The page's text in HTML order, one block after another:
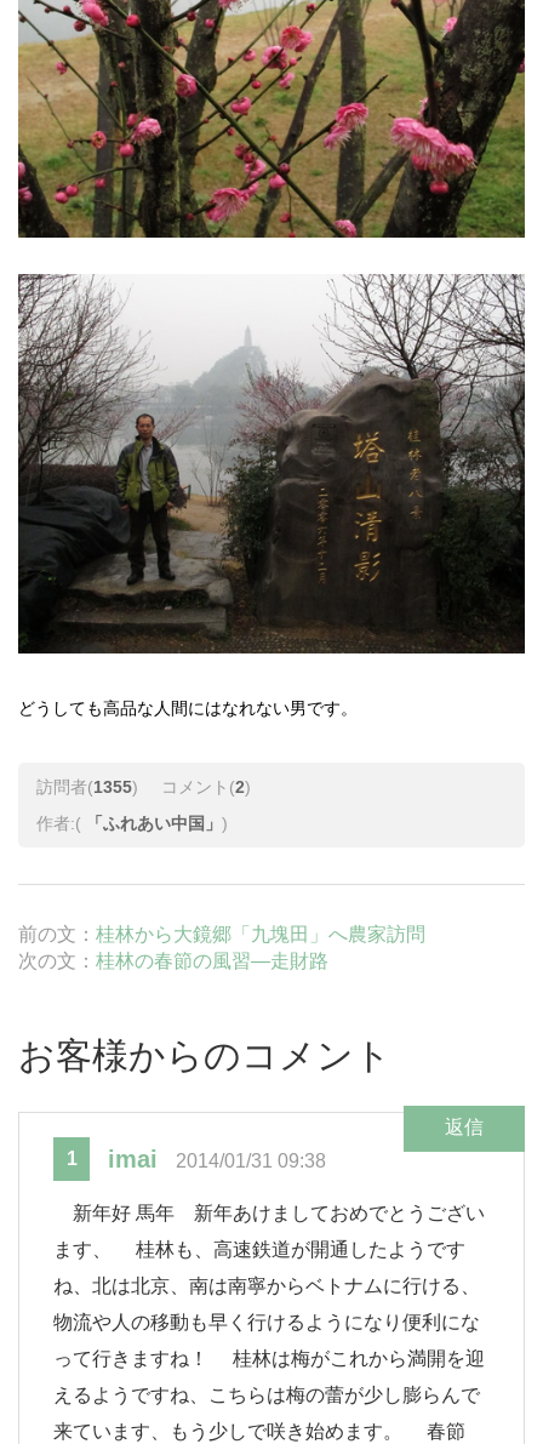
どうしても高品な人間にはなれない男です。
訪問者(1355) コメント(2)
作者:( 「ふれあい中国」 )
前の文： 桂林から大鏡郷「九塊田」へ農家訪問
次の文： 桂林の春節の風習―走財路
お客様からのコメント
1 imai 2014/01/31 09:38
返信
新年好 馬年 新年あけましておめでとうござい
ます、 桂林も、高速鉄道が開通したようです
ね、北は北京、南は南寧からベトナムに行ける、
物流や人の移動も早く行けるようになり便利にな
って行きますね！ 桂林は梅がこれから満開を迎
えるようですね、こちらは梅の蕾が少し膨らんで
来ています、もう少しで咲き始めます。 春節